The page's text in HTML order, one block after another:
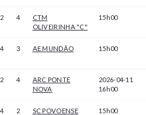
2 4
CTM
OLIVEIRINHA "C"
15h00
4 3 AE MUNDÃO 15h00
2 4
ARC PONTE
NOVA
2026-04-11
16h00
4 2 SC POVOENSE 15h00